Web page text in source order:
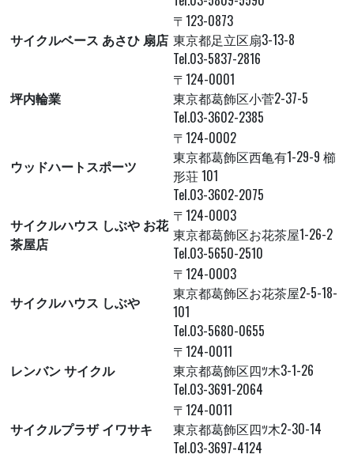
サイクルベース あさひ 扇店
〒123-0873
東京都足立区扇3-13-8
Tel.03-5837-2816
坪内輪業
〒124-0001
東京都葛飾区小菅2-37-5
Tel.03-3602-2385
ウッドハートスポーツ
〒124-0002
東京都葛飾区西亀有1-29-9 櫛
形荘 101
Tel.03-3602-2075
サイクルハウス しぶや お花
茶屋店
〒124-0003
東京都葛飾区お花茶屋1-26-2
Tel.03-5650-2510
サイクルハウス しぶや
〒124-0003
東京都葛飾区お花茶屋2-5-18-
101
Tel.03-5680-0655
レンバン サイクル
〒124-0011
東京都葛飾区四ﾂ木3-1-26
Tel.03-3691-2064
サイクルプラザ イワサキ
〒124-0011
東京都葛飾区四ﾂ木2-30-14
Tel.03-3697-4124